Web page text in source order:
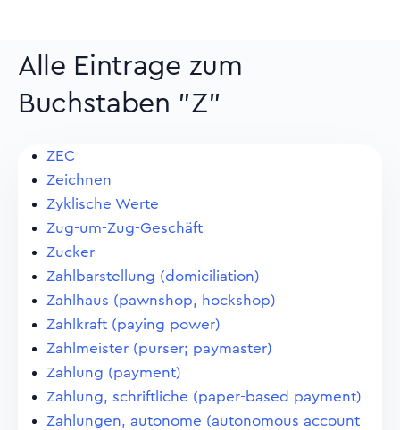
Alle Eintrage zum
Buchstaben "Z"
ZEC
Zeichnen
Zyklische Werte
Zug-um-Zug-Geschäft
Zucker
Zahlbarstellung (domiciliation)
Zahlhaus (pawnshop, hockshop)
Zahlkraft (paying power)
Zahlmeister (purser; paymaster)
Zahlung (payment)
Zahlung, schriftliche (paper-based payment)
Zahlungen, autonome (autonomous account